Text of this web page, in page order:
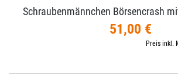
Schraubenmännchen Börsencrash
51,00 €
Preis inkl.